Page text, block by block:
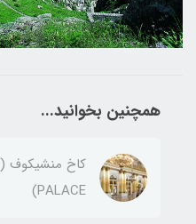
همچنین بخوانید...
PALACE)